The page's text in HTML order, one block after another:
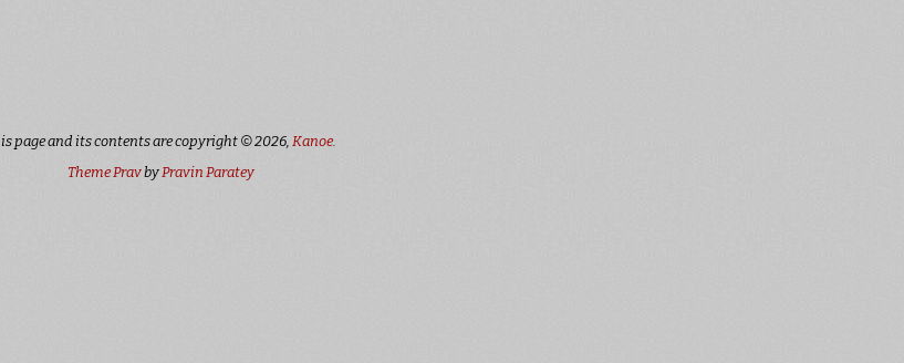
page and its contents are copyright © 2026, Kanoe.
Theme Pravby Pravin Paratey